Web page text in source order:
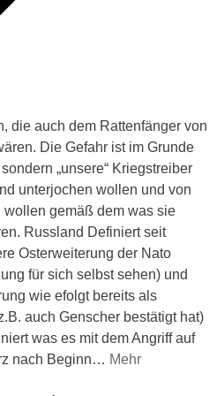
die auch dem Rattenfänger von
Die Gefahr ist im Grunde
„unsere“ Kriegstreiber
unterjochen wollen und von
gemäß dem was sie
Russland Definiert seit
Osterweiterung der Nato
für sich selbst sehen) und
wie efolgt bereits als
auch Genscher bestätigt hat)
was es mit dem Angriff auf
nach Beginn… Mehr